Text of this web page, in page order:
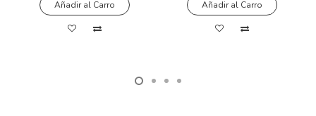
Añadir al Carro Añadir al Carro